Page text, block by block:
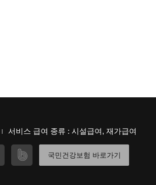
| 서비스 급여 종류 : 시설급여, 재가급여
국민건강보험 바로가기